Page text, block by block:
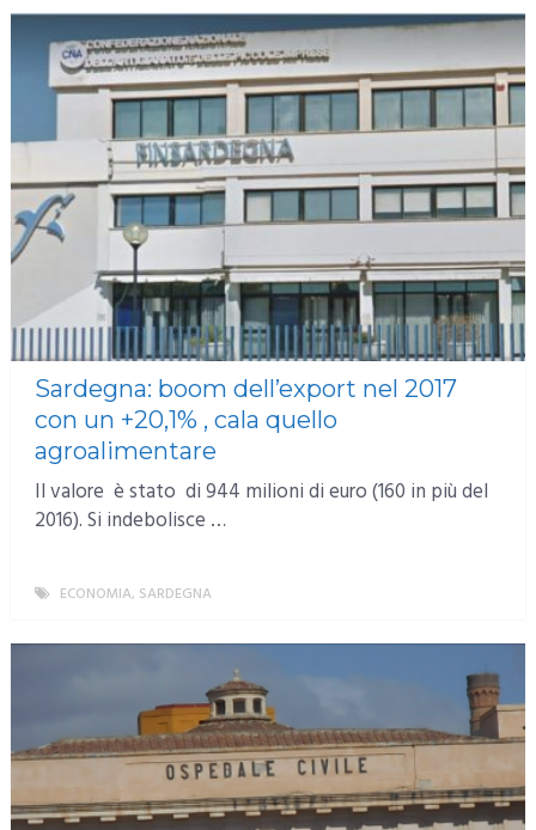
Sardegna: boom dell’export nel 2017
con un +20,1% , cala quello
agroalimentare
Il valore è stato di 944 milioni di euro (160 in più del
2016). Si indebolisce …
ECONOMIA, SARDEGNA